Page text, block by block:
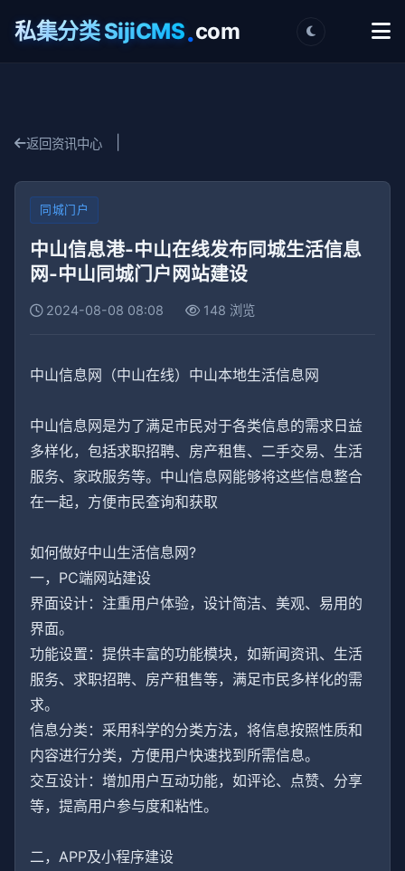
私集分类 SijiCMS.com
返回资讯中心
同城门户
中山信息港-中山在线发布同城生活信息
网-中山同城门户网站建设
2024-08-08 08:08 148 浏览
中山信息网（中山在线）中山本地生活信息网
中山信息网是为了满足市民对于各类信息的需求日益
多样化，包括求职招聘、房产租售、二手交易、生活
服务、家政服务等。中山信息网能够将这些信息整合
在一起，方便市民查询和获取
如何做好中山生活信息网?
一，PC端网站建设
界面设计：注重用户体验，设计简洁、美观、易用的
界面。
功能设置：提供丰富的功能模块，如新闻资讯、生活
服务、求职招聘、房产租售等，满足市民多样化的需
求。
信息分类：采用科学的分类方法，将信息按照性质和
内容进行分类，方便用户快速找到所需信息。
交互设计：增加用户互动功能，如评论、点赞、分享
等，提高用户参与度和粘性。
二，APP及小程序建设